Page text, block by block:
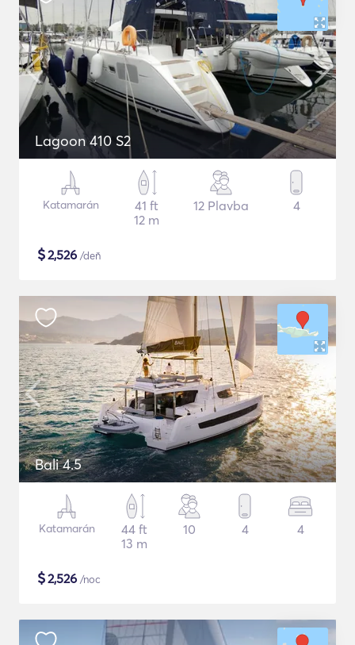
Lagoon 410 S2
Katamarán
41 ft
12 m
12 Plavba 4
$2,526 /deň
Bali 4.5
Katamarán
44 ft
13 m
10 4 4
$2,526 /noc